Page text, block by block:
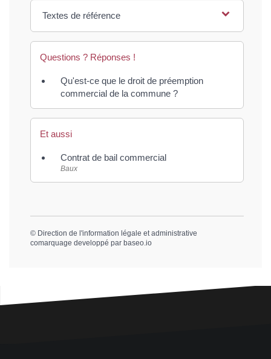
Textes de référence
Questions ? Réponses !
Qu'est-ce que le droit de préemption
commercial de la commune ?
Et aussi
Contrat de bail commercial
Baux
© Direction de l'information légale et administrative
comarquage developpé par baseo.io